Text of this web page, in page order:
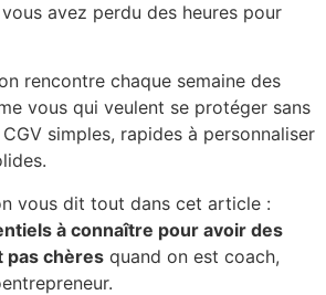
avez perdu des heures pour
rencontre chaque semaine des
vous qui veulent se protéger sans
simples, rapides à personnaliser
vous dit tout dans cet article :
à connaître pour avoir des
pas chères quand on est coach,